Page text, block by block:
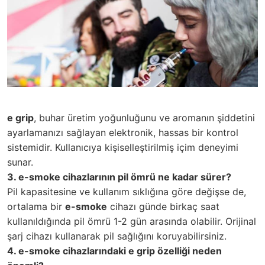
e grip, buhar üretim yoğunluğunu ve aromanın şiddetini
ayarlamanızı sağlayan elektronik, hassas bir kontrol
sistemidir. Kullanıcıya kişiselleştirilmiş içim deneyimi
sunar.
3. e-smoke cihazlarının pil ömrü ne kadar sürer?
Pil kapasitesine ve kullanım sıklığına göre değişse de,
ortalama bir e-smoke cihazı günde birkaç saat
kullanıldığında pil ömrü 1-2 gün arasında olabilir. Orijinal
şarj cihazı kullanarak pil sağlığını koruyabilirsiniz.
4. e-smoke cihazlarındaki e grip özelliği neden